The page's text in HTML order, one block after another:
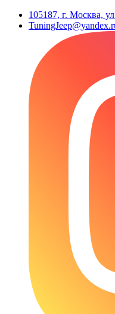
105187, г. Москва,